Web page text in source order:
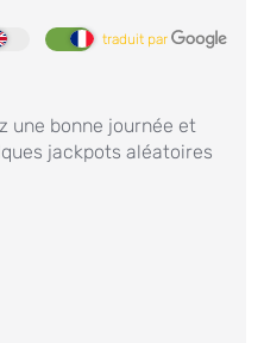
traduit par
une bonne journée et
jackpots aléatoires